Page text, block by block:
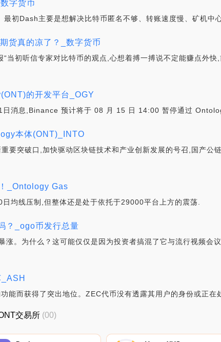
字货币
初Dash主要是想解决比特币匿名不够、转账速度慢、矿机中
货真的凉了？_数字货币
当初听信专家对比特币的观点,心想着搏一搏说不定能赚点外
的开发平台_OGY
消息,Binance 预计将于 08 月 15 日 14:00 暂停通过
本体(ONT)_INTO
要突破口,加快驱动区块链技术和产业创新发展的号召,国产公
_Ontology Gas
均线压制,但整体还是处于依托于29000平台上方的震荡.
？_ogo币发行总量
。为什么？这可能仅仅是因为投资者搞混了它与流行视频会
能而获得了突出地位。ZEC代币没有透露其用户的身份或正在
交易所 (00)